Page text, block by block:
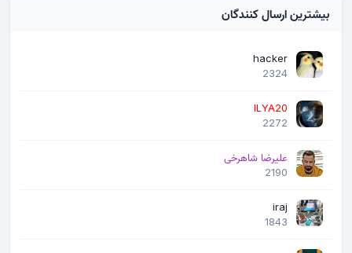
بیشترین ارسال کنندگان
hacker
2324
ILYA20
2272
علیرضا شاهرخی
2190
iraj
1843